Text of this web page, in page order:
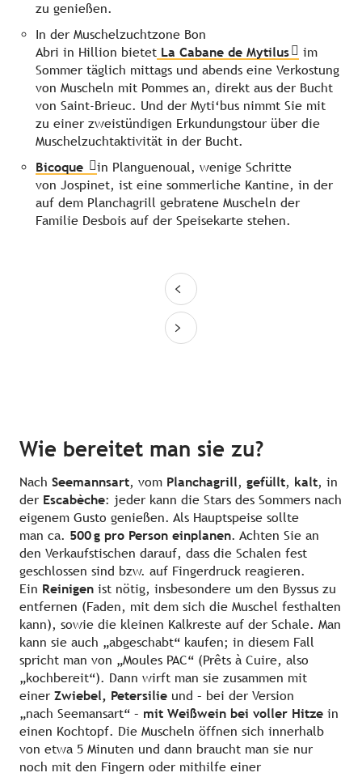
zu genießen.
In der Muschelzuchtzone Bon
Abri in Hillion bietet La Cabane de Mytilus
im
Sommer täglich mittags und abends eine Verkostung
von Muscheln mit Pommes an, direkt aus der Bucht
von Saint-Brieuc. Und der Myti‘bus nimmt Sie mit
zu einer zweistündigen Erkundungstour über die
Muschelzuchtaktivität in der Bucht.
Bicoque
in Planguenoual, wenige Schritte
von Jospinet, ist eine sommerliche Kantine, in der
auf dem Planchagrill gebratene Muscheln der
Familie Desbois auf der Speisekarte stehen.
Wie bereitet man sie zu?
Nach Seemannsart, vom Planchagrill, gefüllt, kalt, in
der Escabèche: jeder kann die Stars des Sommers nach
eigenem Gusto genießen. Als Hauptspeise sollte
man ca. 500 g pro Person einplanen. Achten Sie an
den Verkaufstischen darauf, dass die Schalen fest
geschlossen sind bzw. auf Fingerdruck reagieren.
Ein Reinigen ist nötig, insbesondere um den Byssus zu
entfernen (Faden, mit dem sich die Muschel festhalten
kann), sowie die kleinen Kalkreste auf der Schale. Man
kann sie auch „abgeschabt“ kaufen; in diesem Fall
spricht man von „Moules PAC“ (Prêts à Cuire, also
„kochbereit“). Dann wirft man sie zusammen mit
einer Zwiebel, Petersilie und – bei der Version
„nach Seemansart“ – mit Weißwein bei voller Hitze in
einen Kochtopf. Die Muscheln öffnen sich innerhalb
von etwa 5 Minuten und dann braucht man sie nur
noch mit den Fingern oder mithilfe einer